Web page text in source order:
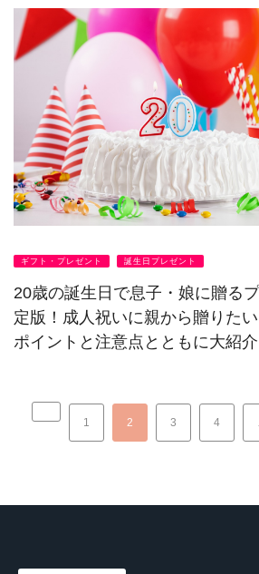
ギフト・プレゼント 誕生日プレゼント
20歳の誕生日で息子・娘に贈る
定版！成人祝いに親から贈りた
ポイントと注意点とともに大紹介
1 2 3 4